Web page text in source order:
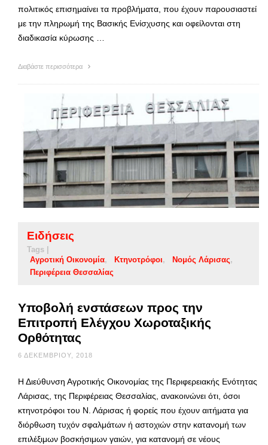
πολιτικός επισημαίνει τα προβλήματα, που έχουν παρουσιαστεί
με την πληρωμή της Βασικής Ενίσχυσης και οφείλονται στη
διαδικασία κύρωσης …
Διαβάστε περισσότερα
Ειδήσεις
Tags |
Αγροτική Οικονομία
Κτηνοτρόφοι
Νομός Λάρισας
Περιφέρεια Θεσσαλίας
Υποβολή ενστάσεων προς την
Επιτροπή Ελέγχου Χωροταξικής
Ορθότητας
6 ΔΕΚΕΜΒΡΊΟΥ, 2018
Η Διεύθυνση Αγροτικής Οικονομίας της Περιφερειακής Ενότητας
Λάρισας, της Περιφέρειας Θεσσαλίας, ανακοινώνει ότι, όσοι
κτηνοτρόφοι του Ν. Λάρισας ή φορείς που έχουν αιτήματα για
διόρθωση τυχόν σφαλμάτων ή αστοχιών στην κατανομή των
επιλέξιμων βοσκήσιμων γαιών, για κατανομή σε νέους